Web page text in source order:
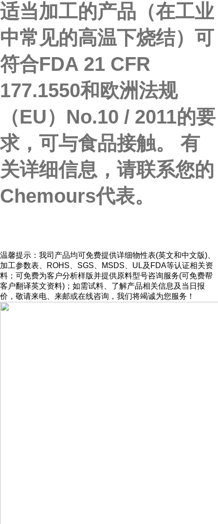
适当加工的产品（在工业
中常见的高温下烧结）可
符合FDA 21 CFR
177.1550和欧洲法规
（EU）No.10 / 2011的要
求，可与食品接触。 有
关详细信息，请联系您的
Chemours代表。
温馨提示： 我司产品均可免费提供详细物性表(英文和中文版)、
加工参数表、ROHS、SGS、MSDS、UL及FDA等认证相关资
料；可免费为客户分析样版并提供原料型号咨询服务(可免费帮
客户翻译英文资料)；如需试料、了解产品相关信息及当日报
价，敬请来电、来邮或在线咨询，我们将竭诚为您服务！